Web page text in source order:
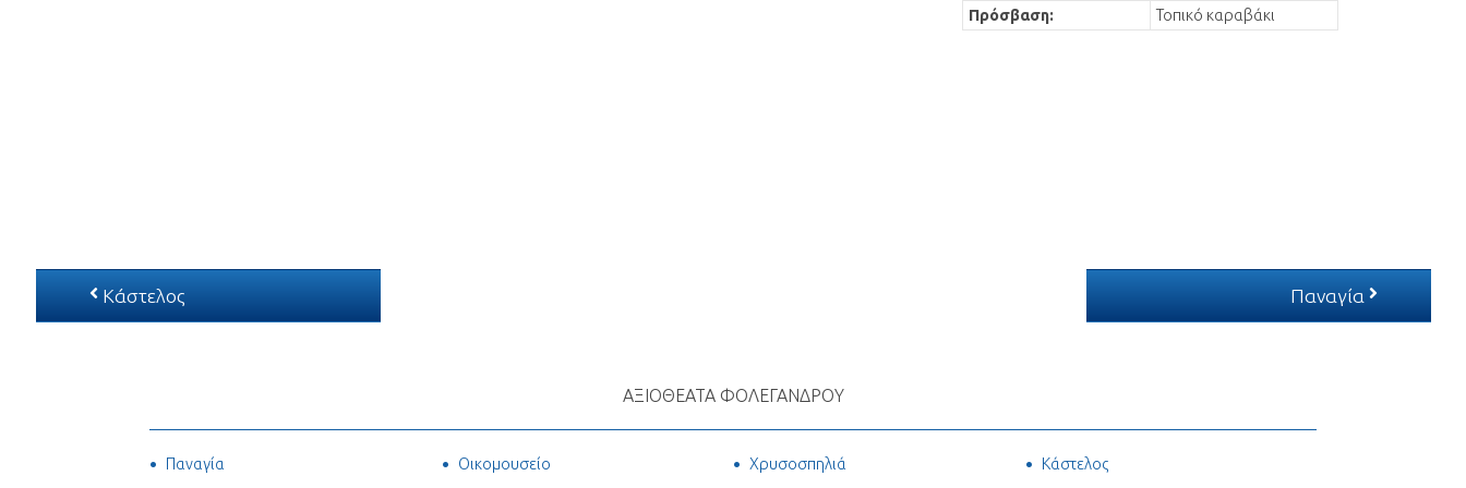
Πρόσβαση: Τοπικό καραβάκι
Κάστελος Παναγία
ΑΞΙΟΘΕΑΤΑ ΦΟΛΕΓΑΝΔΡΟΥ
Παναγία Οικομουσείο Χρυσοσπηλιά Κάστελος